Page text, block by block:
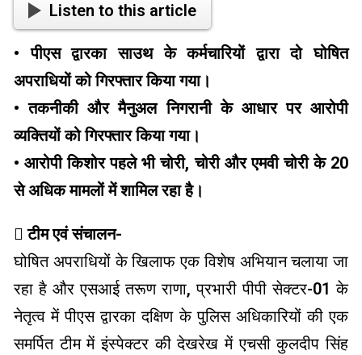
Listen to this article
• पीएस द्वारका साउथ के कर्मचारियों द्वारा दो घोषित
अपराधियों को गिरफ्तार किया गया।
• तकनीकी और मैनुअल निगरानी के आधार पर आरोपी
व्यक्तियों को गिरफ्तार किया गया।
• आरोपी किशोर पहले भी चोरी, चोरी और एमवी चोरी के 20
से अधिक मामलों में शामिल रहा है।
 टीम एवं संचालन-
घोषित अपराधियों के खिलाफ एक विशेष अभियान चलाया जा
रहा है और एसआई तरूण राणा, प्रभारी पीपी सेक्टर-01 के
नेतृत्व में पीएस द्वारका दक्षिण के पुलिस अधिकारियों की एक
समर्पित टीम में इंस्पेक्टर की देखरेख में एचसी कुलदीप सिंह